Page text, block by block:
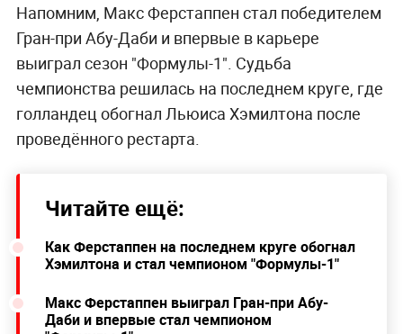
Напомним, Макс Ферстаппен стал победителем
Гран-при Абу-Даби и впервые в карьере
выиграл сезон "Формулы-1". Судьба
чемпионства решилась на последнем круге, где
голландец обогнал Льюиса Хэмилтона после
проведённого рестарта.
Читайте ещё:
Как Ферстаппен на последнем круге обогнал
Хэмилтона и стал чемпионом "Формулы-1"
Макс Ферстаппен выиграл Гран-при Абу-
Даби и впервые стал чемпионом